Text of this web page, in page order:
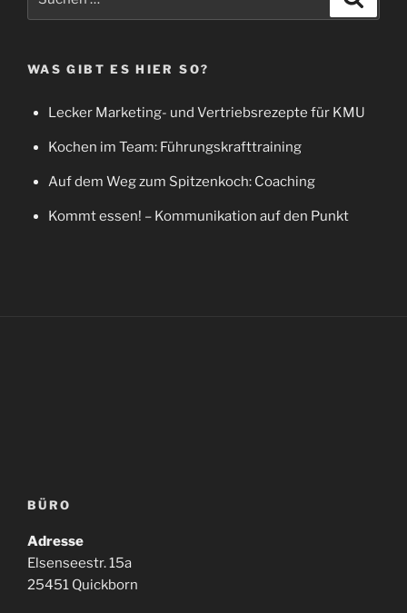
nach:
WAS GIBT ES HIER SO?
Lecker Marketing- und Vertriebsrezepte für KMU
Kochen im Team: Führungskrafttraining
Auf dem Weg zum Spitzenkoch: Coaching
Kommt essen! – Kommunikation auf den Punkt
BÜRO
Adresse
Elsenseestr. 15a
25451 Quickborn